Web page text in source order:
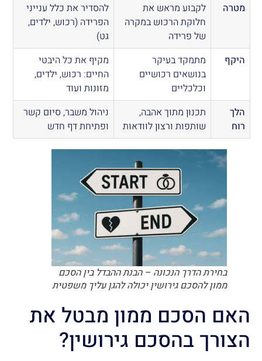
מטרה
לקבוע מראש את
חלוקת הרכוש במקרה
של פרידה
להסדיר את כלל ענייני
הפרידה (רכוש, ילדים,
גט)
היקף
מתמקד בעיקר
בנושאים רכושיים
וכלכליים
מקיף את כל היבטי
החיים: רכוש, ילדים,
מזונות ועוד
הלך
רוח
תכנון מתוך אהבה,
שותפות ורצון לוודאות
ניהול משבר, סיום קשר
ופתיחת דף חדש
בחירת הדרך הנכונה – הבנת ההבדל בין הסכם
ממון להסכם גירושין יכולה להגן עליך משפטית
האם הסכם ממון מבטל את
הצורך בהסכם גירושין?